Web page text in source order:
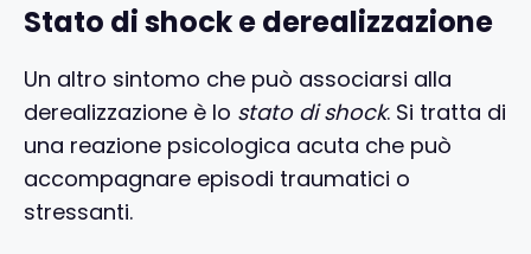
Stato di shock e derealizzazione
Un altro sintomo che può associarsi alla
derealizzazione è lo stato di shock. Si tratta di
una reazione psicologica acuta che può
accompagnare episodi traumatici o
stressanti.